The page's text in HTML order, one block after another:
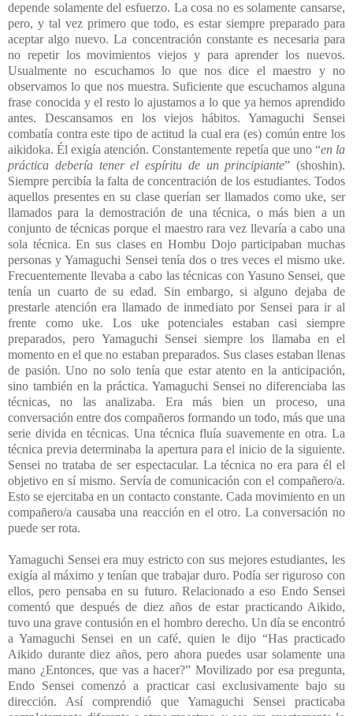
depende solamente del esfuerzo. La cosa no es solamente cansarse,
pero, y tal vez primero que todo, es estar siempre preparado para
aceptar algo nuevo. La concentración constante es necesaria para
no repetir los movimientos viejos y para aprender los nuevos.
Usualmente no escuchamos lo que nos dice el maestro y no
observamos lo que nos muestra. Suficiente que escuchamos alguna
frase conocida y el resto lo ajustamos a lo que ya hemos aprendido
antes. Descansamos en los viejos hábitos. Yamaguchi Sensei
combatía contra este tipo de actitud la cual era (es) común entre los
aikidoka. Él exigía atención. Constantemente repetía que uno “en la
práctica debería tener el espíritu de un principiante” (shoshin).
Siempre percibía la falta de concentración de los estudiantes. Todos
aquellos presentes en su clase querían ser llamados como uke, ser
llamados para la demostración de una técnica, o más bien a un
conjunto de técnicas porque el maestro rara vez llevaría a cabo una
sola técnica. En sus clases en Hombu Dojo participaban muchas
personas y Yamaguchi Sensei tenía dos o tres veces el mismo uke.
Frecuentemente llevaba a cabo las técnicas con Yasuno Sensei, que
tenía un cuarto de su edad. Sin embargo, si alguno dejaba de
prestarle atención era llamado de inmediato por Sensei para ir al
frente como uke. Los uke potenciales estaban casi siempre
preparados, pero Yamaguchi Sensei siempre los llamaba en el
momento en el que no estaban preparados. Sus clases estaban llenas
de pasión. Uno no solo tenía que estar atento en la anticipación,
sino también en la práctica. Yamaguchi Sensei no diferenciaba las
técnicas, no las analizaba. Era más bien un proceso, una
conversación entre dos compañeros formando un todo, más que una
serie divida en técnicas. Una técnica fluía suavemente en otra. La
técnica previa determinaba la apertura para el inicio de la siguiente.
Sensei no trataba de ser espectacular. La técnica no era para él el
objetivo en sí mismo. Servía de comunicación con el compañero/a.
Esto se ejercitaba en un contacto constante. Cada movimiento en un
compañero/a causaba una reacción en el otro. La conversación no
puede ser rota.
Yamaguchi Sensei era muy estricto con sus mejores estudiantes, les
exigía al máximo y tenían que trabajar duro. Podía ser riguroso con
ellos, pero pensaba en su futuro. Relacionado a eso Endo Sensei
comentó que después de diez años de estar practicando Aikido,
tuvo una grave contusión en el hombro derecho. Un día se encontró
a Yamaguchi Sensei en un café, quien le dijo “Has practicado
Aikido durante diez años, pero ahora puedes usar solamente una
mano ¿Entonces, que vas a hacer?” Movilizado por esa pregunta,
Endo Sensei comenzó a practicar casi exclusivamente bajo su
dirección. Así comprendió que Yamaguchi Sensei practicaba